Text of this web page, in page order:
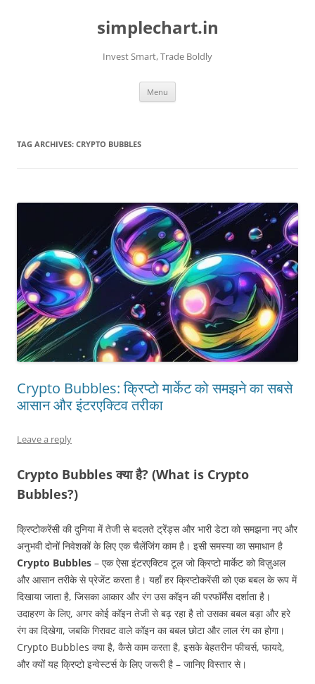
simplechart.in
Invest Smart, Trade Boldly
Menu
TAG ARCHIVES: CRYPTO BUBBLES
Crypto Bubbles: क्रिप्टो मार्केट को समझने का सबसे
आसान और इंटरएक्टिव तरीका
Leave a reply
Crypto Bubbles क्या है? (What is Crypto
Bubbles?)
क्रिप्टोकरेंसी की दुनिया में तेजी से बदलते ट्रेंड्स और भारी डेटा को समझना नए और
अनुभवी दोनों निवेशकों के लिए एक चैलेंजिंग काम है। इसी समस्या का समाधान है
Crypto Bubbles – एक ऐसा इंटरएक्टिव टूल जो क्रिप्टो मार्केट को विज़ुअल
और आसान तरीके से प्रेजेंट करता है। यहाँ हर क्रिप्टोकरेंसी को एक बबल के रूप में
दिखाया जाता है, जिसका आकार और रंग उस कॉइन की परफॉर्मेंस दर्शाता है।
उदाहरण के लिए, अगर कोई कॉइन तेजी से बढ़ रहा है तो उसका बबल बड़ा और हरे
रंग का दिखेगा, जबकि गिरावट वाले कॉइन का बबल छोटा और लाल रंग का होगा।
Crypto Bubbles क्या है, कैसे काम करता है, इसके बेहतरीन फीचर्स, फायदे,
और क्यों यह क्रिप्टो इन्वेस्टर्स के लिए जरूरी है – जानिए विस्तार से।